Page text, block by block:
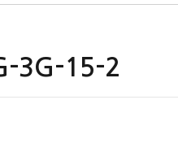
3G-15-2